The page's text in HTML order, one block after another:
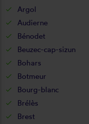
Argol
Audierne
Bénodet
Beuzec-cap-sizun
Bohars
Botmeur
Bourg-blanc
Brélès
Brest